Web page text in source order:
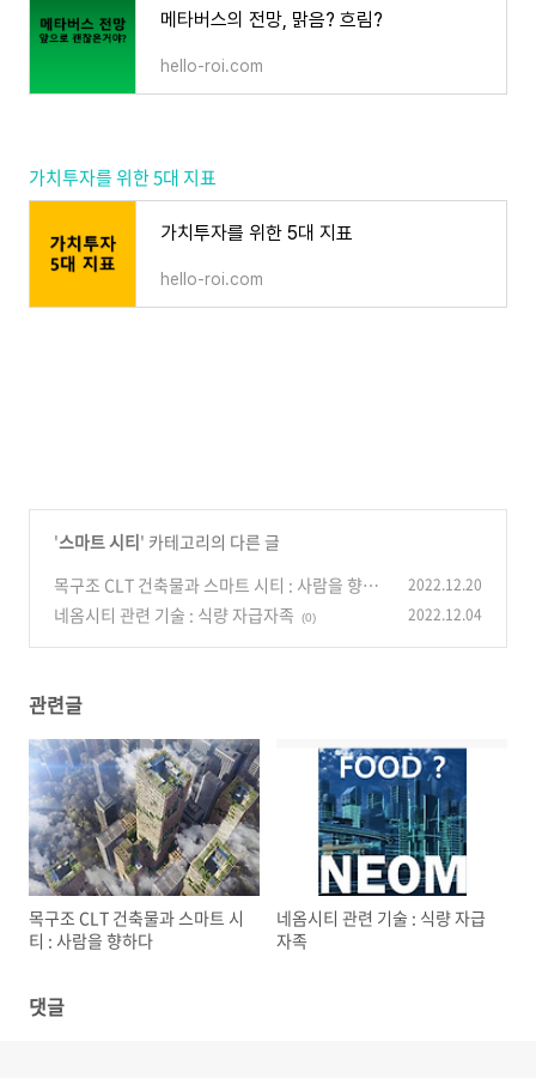
메타버스의 전망, 맑음? 흐림?
hello-roi.com
가치투자를 위한 5대 지표
가치투자를 위한 5대 지표
hello-roi.com
'스마트 시티' 카테고리의 다른 글
목구조 CLT 건축물과 스마트 시티 : 사람을 향하
다
(0)
2022.12.20
네옴시티 관련 기술 : 식량 자급자족 (0) 2022.12.04
관련글
목구조 CLT 건축물과 스마트 시
티 : 사람을 향하다
네옴시티 관련 기술 : 식량 자급
자족
댓글